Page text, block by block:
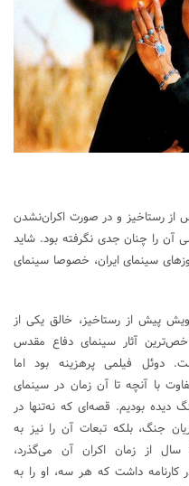
ازرستاخیز و در صورت اکران‌نشدن
آن را چنان جدی نگرفته بود. شاید
سینمای ایران، خصوصا سینمای
پیش ازرستاخیز، خالق یکی از
آثار سینمای دفاع مقدس
دوئل فیلمی پرهزینه بود اما
با آنچه تا آن زمان در سینمای
دیده بودیم. قصه‌ای که نه‌تنها در
جنگ، بلکه تبعات آن را نیز به
که ۲۰ سال از زمان اکران آن می‌گذرد،
کارنامه داشت که هر سه، او را به